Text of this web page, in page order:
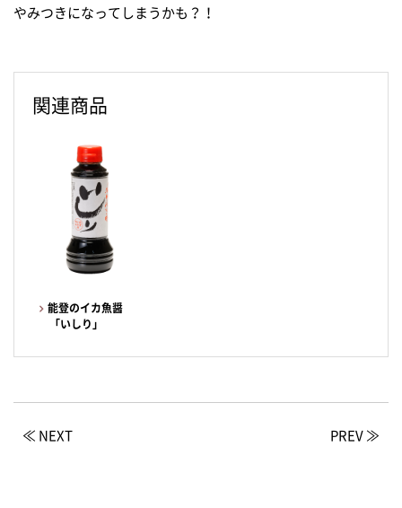
やみつきになってしまうかも？！
関連商品
能登のイカ魚醤
「いしり」
≪ NEXT PREV ≫